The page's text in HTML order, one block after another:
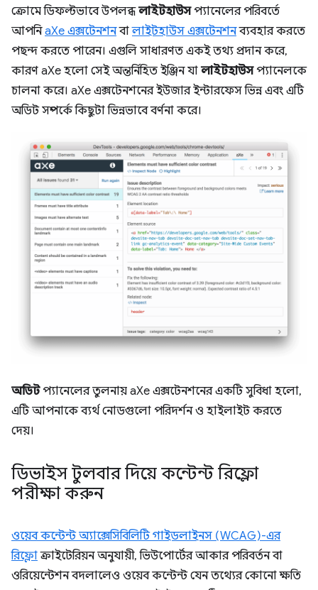
ক্রোমে ডিফল্টভাবে উপলব্ধলাইটহাউসপ্যানেলের পরিবর্তে
আপনিaXe এক্সটেনশনবালাইটহাউস এক্সটেনশনব্যবহার করতে
পছন্দ করতে পারেন। এগুলি সাধারণত একই তথ্য প্রদান করে,
কারণ aXe হলো সেই অন্তর্নিহিত ইঞ্জিন যা লাইটহাউসপ্যানেলকে
চালনা করে। aXe এক্সটেনশনের ইউজার ইন্টারফেস ভিন্ন এবং এটি
অডিট সম্পর্কে কিছুটা ভিন্নভাবে বর্ণনা করে।
অডিটপ্যানেলের তুলনায় aXe এক্সটেনশনের একটি সুবিধা হলো,
এটি আপনাকে ব্যর্থ নোডগুলো পরিদর্শন ও হাইলাইট করতে
দেয়।
ডিভাইস টুলবার দিয়ে কন্টেন্ট রিফ্লো
পরীক্ষা করুন
ওয়েব কন্টেন্ট অ্যাক্সেসিবিলিটি গাইডলাইনস (WCAG)-এর
রিফ্লোক্রাইটেরিয়ন অনুযায়ী, ভিউপোর্টের আকার পরিবর্তন বা
ওরিয়েন্টেশন বদলালেও ওয়েব কন্টেন্ট যেন তথ্যের কোনো ক্ষতি